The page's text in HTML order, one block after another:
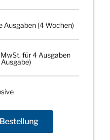
Ausgaben (4 Wochen)
für 4 Ausgaben